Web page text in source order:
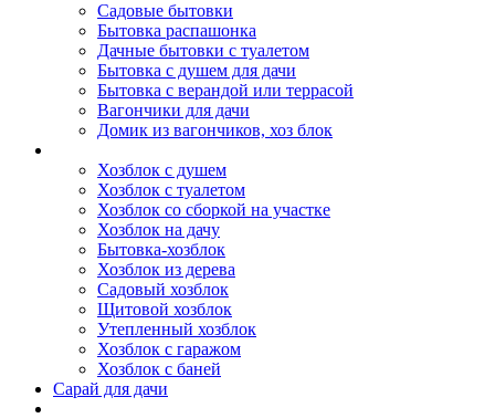
Садовые бытовки
Бытовка распашонка
Дачные бытовки с туалетом
Бытовка с душем для дачи
Бытовка с верандой или террасой
Вагончики для дачи
Домик из вагончиков, хоз блок
Хозблок с душем
Хозблок с туалетом
Хозблок со сборкой на участке
Хозблок на дачу
Бытовка-хозблок
Хозблок из дерева
Садовый хозблок
Щитовой хозблок
Утепленный хозблок
Хозблок с гаражом
Хозблок с баней
Сарай для дачи